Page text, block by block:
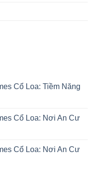
Cổ Loa: Tiềm Năng
Cổ Loa: Nơi An Cư
Cổ Loa: Nơi An Cư